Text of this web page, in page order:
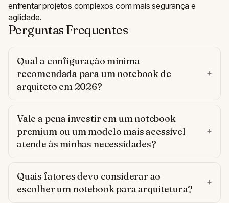
enfrentar projetos complexos com mais segurança e
agilidade.
Perguntas Frequentes
Qual a configuração mínima
recomendada para um notebook de
arquiteto em 2026?
Vale a pena investir em um notebook
premium ou um modelo mais acessível
atende às minhas necessidades?
Quais fatores devo considerar ao
escolher um notebook para arquitetura?